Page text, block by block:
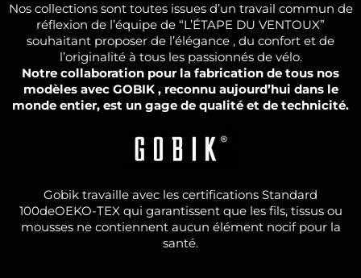
Nos collections sont toutes issues d’un travail commun de
réflexion de l’équipe de “L’ÉTAPE DU VENTOUX”
souhaitant proposer de l’élégance , du confort et de
l’originalité à tous les passionnés de vélo.
Notre collaboration pour la fabrication de tous nos
modèles avec GOBIK , reconnu aujourd’hui dans le
monde entier, est un gage de qualité et de technicité.
Gobik travaille avec les certifications Standard
100deOEKO-TEX qui garantissent que les fils, tissus ou
mousses ne contiennent aucun élément nocif pour la
santé.